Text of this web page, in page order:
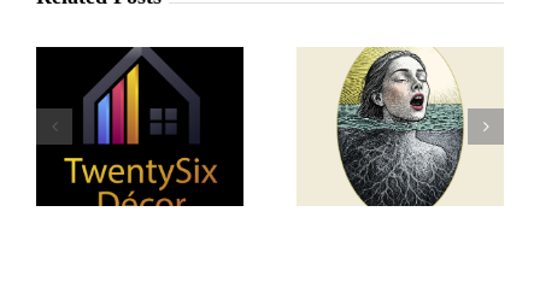
Art de la Psyché
Dazax.io : un
partenaire local
pour sécuriser
vos données !